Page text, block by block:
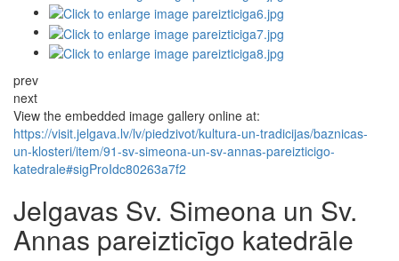
prev
next
View the embedded image gallery online at:
https://visit.jelgava.lv/lv/piedzivot/kultura-un-tradicijas/baznicas-
un-klosteri/item/91-sv-simeona-un-sv-annas-pareizticigo-
katedrale#sigProIdc80263a7f2
Jelgavas Sv. Simeona un Sv.
Annas pareizticīgo katedrāle